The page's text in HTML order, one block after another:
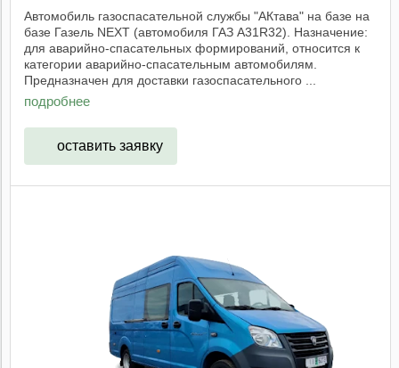
Автомобиль газоспасательной службы "АКтава" на базе на
базе Газель NEXT (автомобиля ГАЗ А31R32). Назначение:
для аварийно-спасательных формирований, относится к
категории аварийно-спасательным автомобилям.
Предназначен для доставки газоспасательного ...
подробнее
оставить заявку